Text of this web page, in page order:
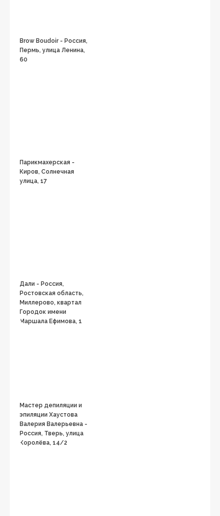
Brow Boudoir - Россия,
Пермь, улица Ленина,
60
Парикмахерская -
Киров, Солнечная
улица, 17
Дали - Россия,
Ростовская область,
Миллерово, квартал
Городок имени
Маршала Ефимова, 1
Мастер депиляции и
эпиляции Хаустова
Валерия Валерьевна -
Россия, Тверь, улица
Королёва, 14/2